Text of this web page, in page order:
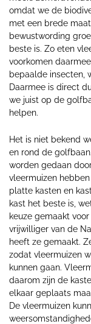
omdat we de
met een brede
bewustwording
beste is. Zo eten
voorkomen
bepaalde insecten,
Daarmee is direct
we juist op de
helpen.
Het is niet bekend
en rond de
worden gedaan
vleermuizen
platte kasten en
kast het beste is,
keuze gemaakt
vrijwilliger van de
heeft ze gemaakt.
zodat vleermuizen
kunnen gaan.
daarom zijn de
elkaar geplaats
De vleermuizen